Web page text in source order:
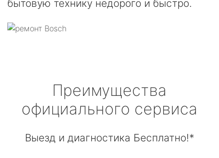
бытовую технику недорого и быстро.
Преимущества
официального сервиса
Выезд и диагностика Бесплатно!*